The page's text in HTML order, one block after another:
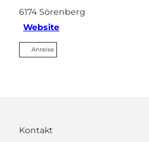
6174 Sörenberg
Website
Anreise
Kontakt